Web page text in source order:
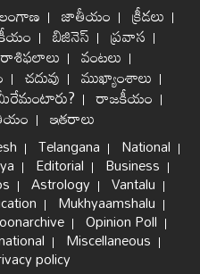
జాతీయం క్రీడలు
బిజినెస్ ప్రవాస
రాశిఫలాలు వంటలు
చదువు ముఖ్యాంశాలు
రాజకీయం
ఇతరాలు
Telangana National
Editorial Business
Astrology Vantalu
Mukhyaamshalu
Opinion Poll
Miscellaneous
policy